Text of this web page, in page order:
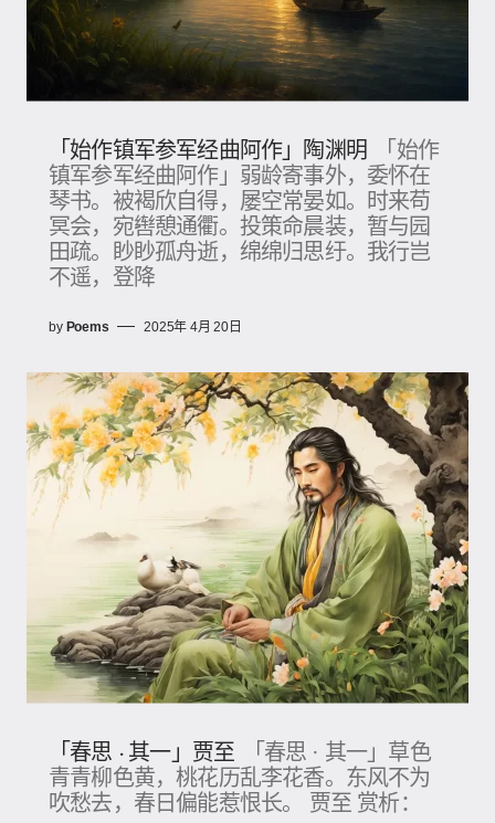
「始作镇军参军经曲阿作」陶渊明
「始作
镇军参军经曲阿作」弱龄寄事外，委怀在
琴书。被褐欣自得，屡空常晏如。时来苟
冥会，宛辔憩通衢。投策命晨装，暂与园
田疏。眇眇孤舟逝，绵绵归思纡。我行岂
不遥，登降
by Poems 2025年 4月 20日
「春思 · 其一」贾至
「春思 · 其一」草色
青青柳色黄，桃花历乱李花香。东风不为
吹愁去，春日偏能惹恨长。 贾至 赏析：